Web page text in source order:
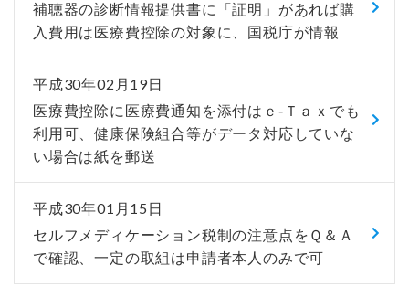
補聴器の診断情報提供書に「証明」があれば購
入費用は医療費控除の対象に、国税庁が情報
平成30年02月19日
医療費控除に医療費通知を添付はｅ-Ｔａｘでも
利用可、健康保険組合等がデータ対応していな
い場合は紙を郵送
平成30年01月15日
セルフメディケーション税制の注意点をＱ＆Ａ
で確認、一定の取組は申請者本人のみで可